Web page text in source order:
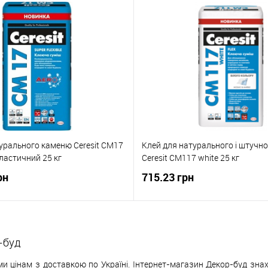
каменю Ceresit CM17
25 кг
Клей для натурального і
Ceresit CM117 white 25 кг
715.23 грн
буд
цінам з доставкою по Україні. Інтернет-магазин Декор-буд